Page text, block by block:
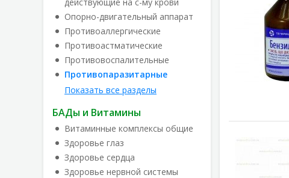
Опорно-двигательный аппарат
Противоаллергические
Противоастматические
Противовоспалительные
Противопаразитарные
Показать все разделы
БАДы и Витамины
Витаминные комплексы общие
Здоровье глаз
Здоровье сердца
Здоровье нервной системы